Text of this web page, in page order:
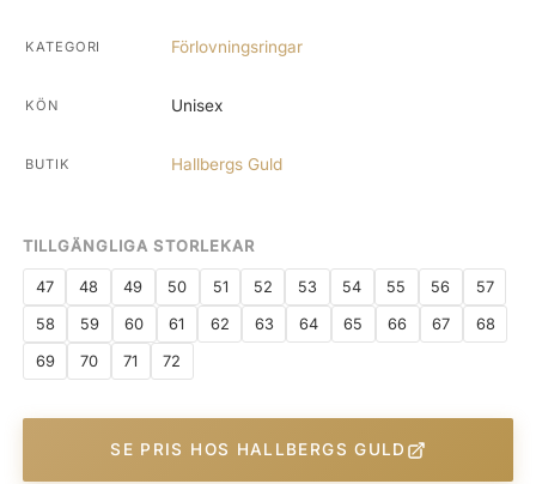
KATEGORI Förlovningsringar
KÖN Unisex
BUTIK Hallbergs Guld
TILLGÄNGLIGA STORLEKAR
47 48 49 50 51 52 53 54 55 56 57
58 59 60 61 62 63 64 65 66 67 68
69 70 71 72
SE PRIS HOS HALLBERGS GULD